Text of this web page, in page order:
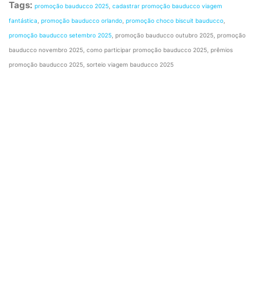
Tags: promoção bauducco 2025 cadastrar promoção bauducco viagem
fantástica promoção bauducco orlando promoção choco biscuit bauducco
promoção bauducco setembro 2025 , promoção bauducco outubro 2025, promoção
bauducco novembro 2025, como participar promoção bauducco 2025, prêmios
promoção bauducco 2025, sorteio viagem bauducco 2025